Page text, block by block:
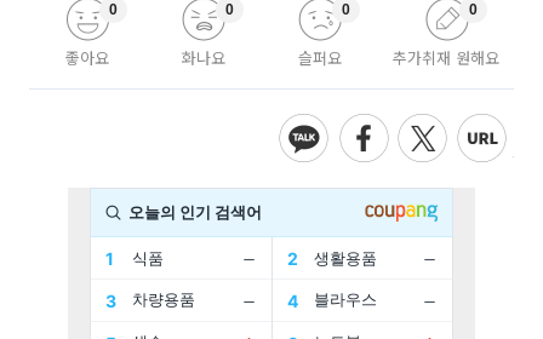
좋아요
0
화나요
0
슬퍼요
0
추가취재 원해요
0